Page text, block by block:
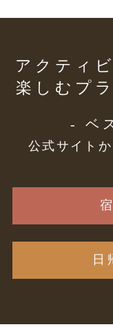
アクティ
楽しむプ
- ベ
公式サイト
日